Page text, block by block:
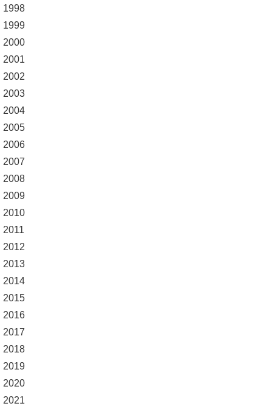
1998
1999
2000
2001
2002
2003
2004
2005
2006
2007
2008
2009
2010
2011
2012
2013
2014
2015
2016
2017
2018
2019
2020
2021